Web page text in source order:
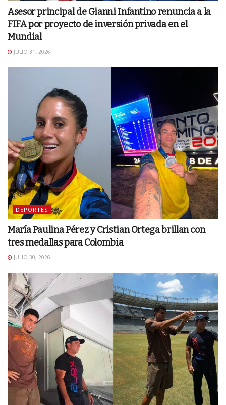
Asesor principal de Gianni Infantino renuncia a la
FIFA por proyecto de inversión privada en el
Mundial
JULIO 31, 2026
DEPORTES
María Paulina Pérez y Cristian Ortega brillan con
tres medallas para Colombia
JULIO 30, 2026